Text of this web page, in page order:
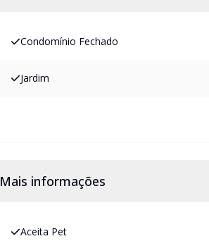
Condomínio Fechado
Jardim
Mais informações
Aceita Pet